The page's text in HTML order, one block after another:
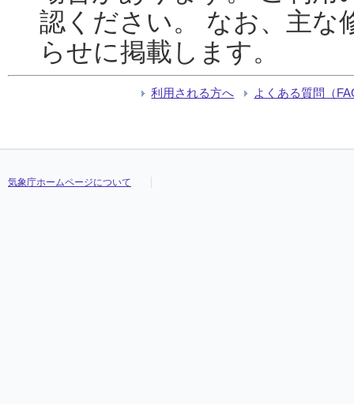
認ください。 なお、主な
らせに掲載します。
利用される方へ よくある質問（
気象庁ホームページについて